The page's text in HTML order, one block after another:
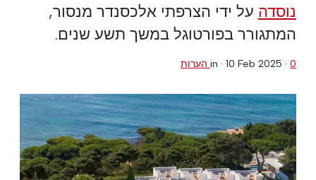
נוסדה על ידי הצרפתי אלכסנדר מנסור,
המתגורר בפורטוגל במשך תשע שנים.
in · 10 Feb 2025 · 0 הערות